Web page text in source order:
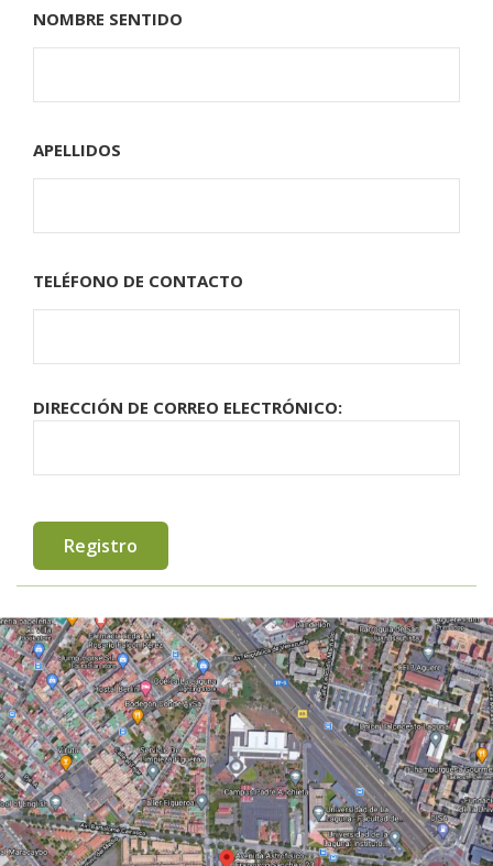
NOMBRE SENTIDO
APELLIDOS
TELÉFONO DE CONTACTO
DIRECCIÓN DE CORREO ELECTRÓNICO: